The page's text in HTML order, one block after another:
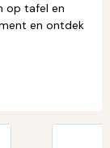
op tafel en
en ontdek